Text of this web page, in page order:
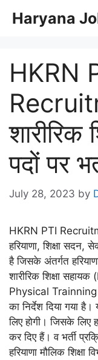
Haryana
HKRN
शारीरिक
पदों पर
July 28, 2023 by
HKRN PTI
हरियाणा, शिक्षा सदन,
है जिसके अंतर्गत
शारीरिक शिक्षा
Physical Trainning
का निर्देश दिया गया
लिए होगी। जिसके लिए
कर दिए हैं। व भर्ती
हरियाणा मौलिक शिक्षा